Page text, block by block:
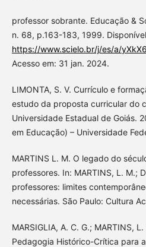
professor sobrante. Educação &
n. 68, p.163-183, 1999.
https://www.scielo.br/j/es/a/
Acesso em: 31 jan. 2024.
LIMONTA, S. V. Currículo e
estudo da proposta curricular do
Universidade Estadual de Goiás.
em Educação) – Universidade
MARTINS L. M. O legado do
professores. In: MARTINS, L. M.;
professores: limites
necessárias. São Paulo: Cultura
MARSIGLIA, A. C. G.; MARTINS,
Pedagogia Histórico-Crítica para